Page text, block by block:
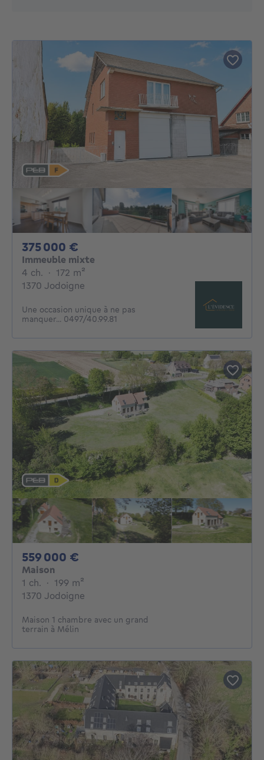
375 000 €
Immeuble mixte
4 ch. 4 chambres
· 172 m²
1370 Jodoigne
Une occasion unique à ne pas
manquer... 0497/40.99.81
559 000 €
Maison
1 ch. 1 chambre
· 199 m²
1370 Jodoigne
Maison 1 chambre avec un grand
terrain à Mélin